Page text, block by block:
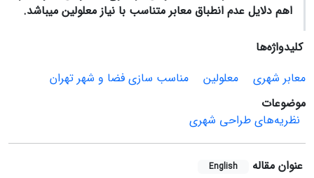
اهم دلایل عدم انطباق معابر متناسب با نیاز معلولین می­باشد.
کلیدواژه‌ها
معابر شهری
معلولین
مناسب سازی فضا و شهر تهران
موضوعات
نظریه‌های طراحی شهری
عنوان مقاله English